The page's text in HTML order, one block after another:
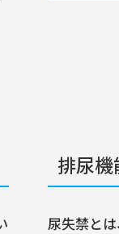
排尿
尿失禁と